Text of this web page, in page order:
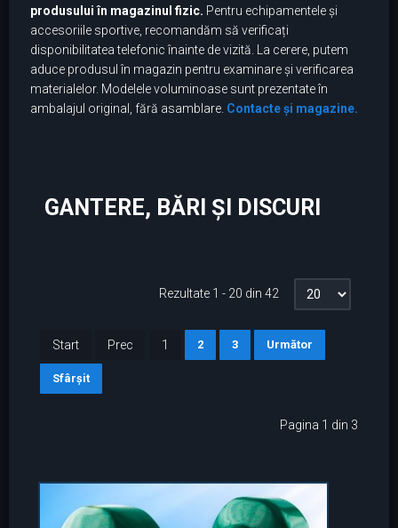
produsului în magazinul fizic. Pentru echipamentele și
accesoriile sportive, recomandăm să verificați
disponibilitatea telefonic înainte de vizită. La cerere, putem
aduce produsul în magazin pentru examinare și verificarea
materialelor. Modelele voluminoase sunt prezentate în
ambalajul original, fără asamblare. Contacte și magazine.
GANTERE, BĂRI ȘI DISCURI
Rezultate 1 - 20 din 42
Start Prec 1 2 3 Următor
Sfârșit
Pagina 1 din 3